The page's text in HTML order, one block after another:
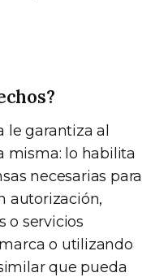
le garantiza al
misma: lo habilita
necesarias para
autorización,
o servicios
o utilizando
que pueda